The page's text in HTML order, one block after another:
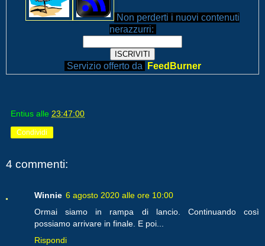
Non perderti i nuovi contenuti
nerazzurri:
Servizio offerto da FeedBurner
Entius alle 23:47:00
Condividi
4 commenti:
Winnie 6 agosto 2020 alle ore 10:00
Ormai siamo in rampa di lancio. Continuando così
possiamo arrivare in finale. E poi...
Rispondi